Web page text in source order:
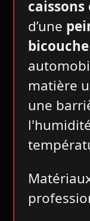
caissons
d’une
bicouche
matière
une